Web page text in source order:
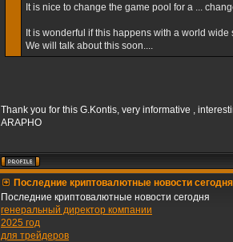
It is nice to change the game pool for a ...
It is wonderful if this happens with a world
We will talk about this soon....
Thank you for this G.Kontis, very informative ,
ARAPHO
Последние криптовалютные новости сегодня
Последние криптовалютные новости сегодня
генеральный директор компании
2025 год
для трейдеров